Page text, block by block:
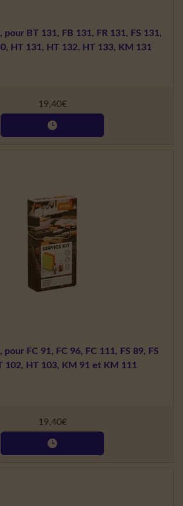
pour BT 131, FB 131, FR 131, FS 131,
HT 131, HT 132, HT 133, KM 131
19,40€
FC 91, FC 96, FC 111, FS 89, FS
102, HT 103, KM 91 et KM 111
19,40€